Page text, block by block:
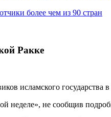
более чем из 90 стран
Ракке
исламского
неделе», не сообщив